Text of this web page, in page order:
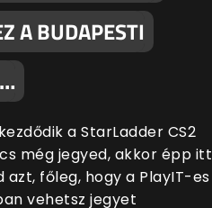
A BUDAPESTI
a StarLadder CS2
még jegyed, akkor épp itt
főleg, hogy a PlayIT-es
vehetsz jegyet